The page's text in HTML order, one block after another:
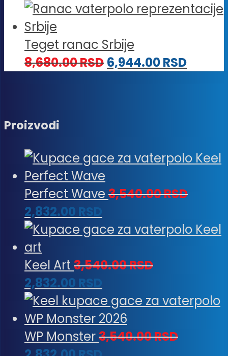
Teget ranac Srbije
8,680.00RSD 6,944.00RSD
Proizvodi
Perfect Wave 3,540.00RSD
2,832.00 RSD
Keel Art 3,540.00RSD
2,832.00 RSD
WP Monster3,540.00RSD